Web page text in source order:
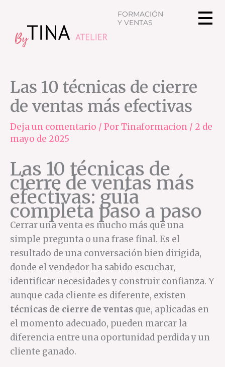
contenido
FORMACIÓN
Y VENTAS
Las 10 técnicas de cierre
de ventas más efectivas
Deja un comentario / PorTinaformacion / 2 de
mayo de 2025
Las 10 técnicas de
cierre de ventas más
efectivas: guía
completa paso a paso
Cerrar una venta es mucho más que una
simple pregunta o una frase final. Es el
resultado de una conversación bien dirigida,
donde el vendedor ha sabido escuchar,
identificar necesidades y construir confianza. Y
aunque cada cliente es diferente, existen
técnicas de cierre de ventas que, aplicadas en
el momento adecuado, pueden marcar la
diferencia entre una oportunidad perdida y un
cliente ganado.